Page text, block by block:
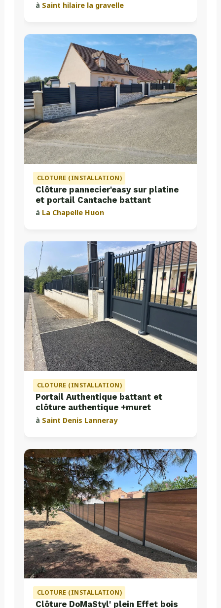
à Saint hilaire la gravelle
CLOTURE (INSTALLATION)
Clôture pannecier'easy sur platine
et portail Cantache battant
à La Chapelle Huon
CLOTURE (INSTALLATION)
Portail Authentique battant et
clôture authentique +muret
à Saint Denis Lanneray
CLOTURE (INSTALLATION)
Clôture DoMaStyl' plein Effet bois